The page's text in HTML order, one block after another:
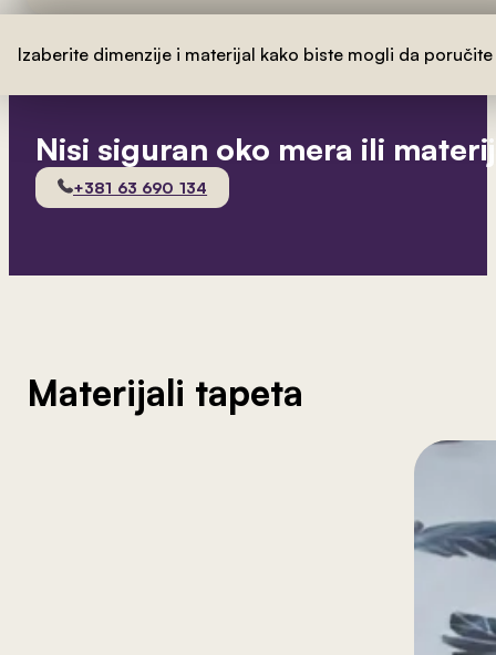
Izaberite dimenzije i materijal kako biste mogli da
Nisi siguran oko mera ili
+381 63 690 134
Materijali tapeta